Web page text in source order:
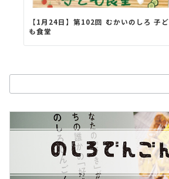
【1月24日】第102回 むかいのしろ 子ど
も食堂
索：